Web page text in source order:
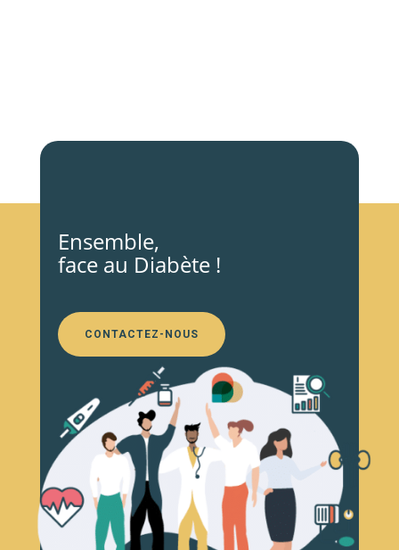
Ensemble,
face au Diabète !
CONTACTEZ-NOUS